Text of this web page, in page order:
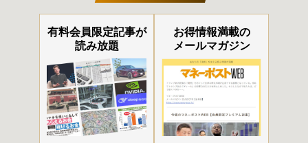
有料会員限定記事が
読み放題
お得情報満載の
メールマガジン